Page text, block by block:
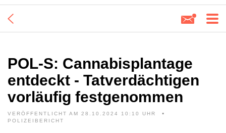
POL-S: Cannabisplantage
entdeckt - Tatverdächtigen
vorläufig festgenommen
VERÖFFENTLICHT AM 28.10.2024 10:10 UHR
POLIZEIBERICHT